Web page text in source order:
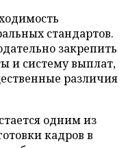
стандартов.
закрепить
и систему выплат,
различия
одним из
кадров в